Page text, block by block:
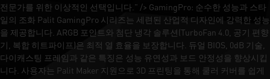
전문가를 위한 이상적인 선택입니다." /> GamingPro: 순수한 성능과 스타
일의 조화 Palit GamingPro 시리즈는 세련된 산업적 디자인에 강력한 성능
을 제공합니다. ARGB 포인트와 첨단 냉각 솔루션(TurboFan 4.0, 공기 편향
기, 복합 히트파이프)은 최적 열 효율을 보장합니다. 듀얼 BIOS, 0dB 기술,
다이캐스팅 프레임과 같은 특징은 성능 유연성과 보드 안정성을 향상시킵
니다. 사용자는 Palit Maker 지원으로 3D 프린팅을 통해 쿨러 커버를 쉽게